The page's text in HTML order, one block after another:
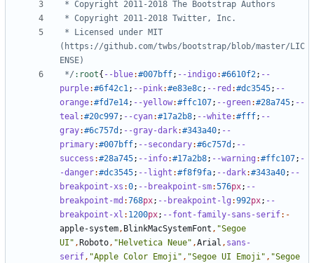
(https://github.com/twbs/bootstrap/blob/master/LIC
*/ :root{ --blue:#007bff; --indigo:#6610f2; --
purple:#6f42c1; --pink:#e83e8c; --red :#dc3545; --
orange:#fd7e14; --yellow:#ffc107; --green:#28a745; --
teal :#20c997; --cyan:#17a2b8; --white:#fff; --
gray:#6c757d ; --gray-dark:#343a40; --
primary:#007bff; --secondary:#6c757d ; --
success :#28a745; --info:#17a2b8; --warning :#ffc107; -
-danger:#dc3545; --light :#f8f9fa; --dark:#343a40; --
breakpoint-xs :0; --breakpoint-sm:576px; --
breakpoint-md :768px; --breakpoint-lg :992px; --
breakpoint-xl : 1200px; --font-family-sans-serif:-
apple-system, BlinkMacSystemFont , "Segoe
UI" , Roboto, "Helvetica Neue" ,Arial , sans-
serif, "Apple Color Emoji" , "Segoe UI Emoji" , "Segoe